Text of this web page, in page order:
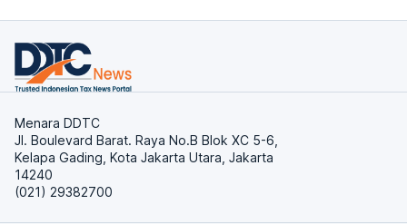
Menara DDTC
Jl. Boulevard Barat. Raya No.B Blok XC 5-6,
Kelapa Gading, Kota Jakarta Utara, Jakarta
14240
(021) 29382700